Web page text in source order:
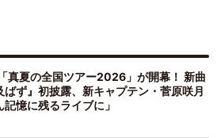
真夏の全国ツアー2026」が開幕！ 新曲
ばず』初披露、新キャプテン・菅原咲月
記憶に残るライブに」